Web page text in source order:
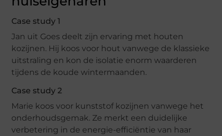
Case study 1
Jan uit Goes deelt zijn ervaring met houten
kozijnen. Hij koos voor hout vanwege de klassieke
uitstraling en kon de isolatie enorm waarderen
tijdens de koude wintermaanden.
Case study 2
Marie koos voor kunststof kozijnen vanwege het
onderhoudsgemak. Ze merkt een duidelijke
verbetering in de energie-efficiëntie van haar